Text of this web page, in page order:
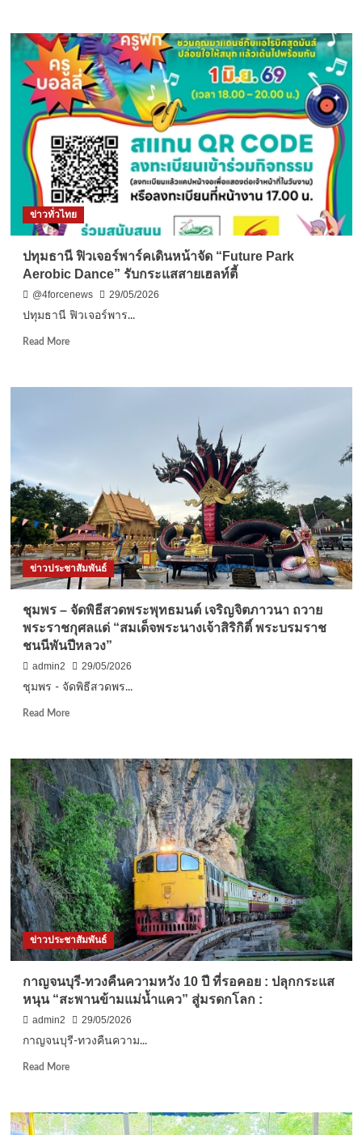
🚩
สว.พบ
ประชาชน
กลุ่ม
ภาค
ใต้
บน)
ลงพื้น
ที่
“พังงา-
ภูเก็ต”
ลุย
ตรวจ
4
จุด
ร้อน
แก้
น้ำ
น้ำ
เซาะ
ข่าวทั่วไทย
ปทุมธานี ฟิวเจอร์พาร์คเดินหน้าจัด “Future Park
Aerobic Dance” รับกระแสสายเฮลท์ตี้
@4forcenews
29/05/2026
ปทุมธานี ฟิวเจอร์พาร...
Read MoreRead
ปทุมธานี
หน้า
จัด
“Future
Park
Aerobic
Dance”
รับ
สาย
เฮลท์
ตี้
ข่าวประชาสัมพันธ์
ชุมพร – จัดพิธีสวดพระพุทธมนต์ เจริญจิตภาวนา ถวาย
พระราชกุศลแด่ “สมเด็จพระนางเจ้าสิริกิติ์ พระบรมราช
ชนนีพันปีหลวง”
admin2
29/05/2026
ชุมพร - จัดพิธีสวดพร...
Read MoreRead
ชุมพร
–
จัด
พิธี
สวด
พระพุทธ
มนต์
เจริญ
จิต
ภาวนา
ถวาย
พระ
ราช
กุศล
แด่
“สมเด็จ
พระนาง
เจ้า
สิ
ติ์
ชนนี
พันปี
ข่าวประชาสัมพันธ์
กาญจนบุรี-ทวงคืนความหวัง 10 ปี ที่รอคอย : ปลุกกระแส
หนุน “สะพานข้ามแม่น้ำแคว” สู่มรดกโลก :
admin2
29/05/2026
กาญจนบุรี-ทวงคืนความ...
Read MoreRead
กาญจนบุรี-
ทวง